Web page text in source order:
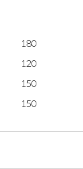
180
120
150
150